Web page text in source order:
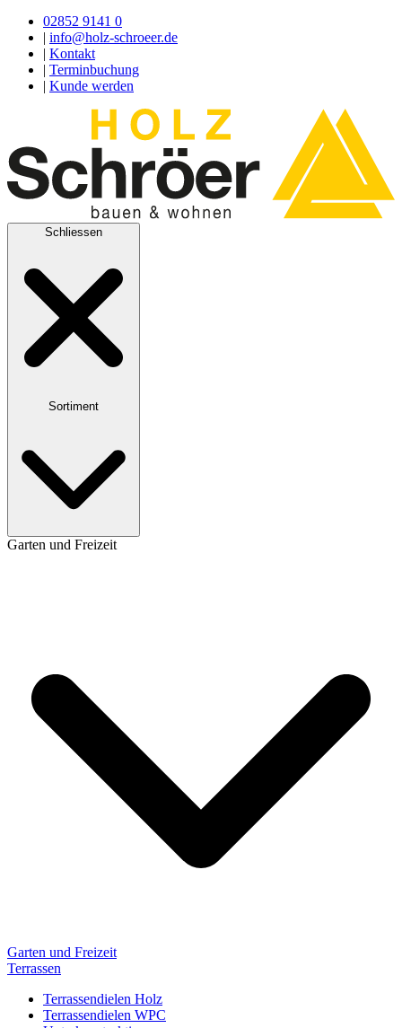
02852 9141 0
info@holz-schroeer.de
Kontakt
Terminbuchung
Kunde werden
Schliessen
Sortiment
Garten und Freizeit
Garten und Freizeit
Terrassen
Terrassendielen Holz
Terrassendielen WPC